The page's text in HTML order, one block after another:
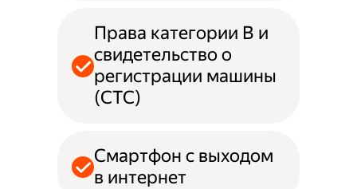
Права категории B и
свидетельство о
регистрации машины
(СТС)
Смартфон с выходом
в интернет